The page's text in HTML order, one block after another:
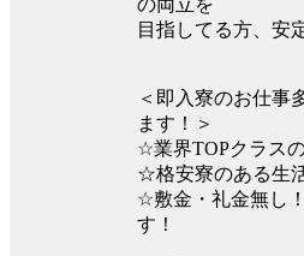
目指してる方、安
＜即入寮のお仕事
ます！＞
☆業界TOPクラス
☆格安寮のある生
☆敷金・礼金無し
す！